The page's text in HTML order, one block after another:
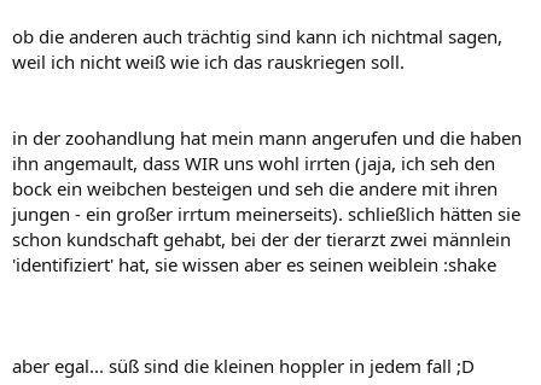
ob die anderen auch trächtig sind kann ich nichtmal sagen,
weil ich nicht weiß wie ich das rauskriegen soll.
in der zoohandlung hat mein mann angerufen und die haben
ihn angemault, dass WIR uns wohl irrten (jaja, ich seh den
bock ein weibchen besteigen und seh die andere mit ihren
jungen - ein großer irrtum meinerseits). schließlich hätten sie
schon kundschaft gehabt, bei der der tierarzt zwei männlein
'identifiziert' hat, sie wissen aber es seinen weiblein :shake
aber egal... süß sind die kleinen hoppler in jedem fall ;D